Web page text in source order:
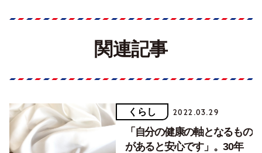
関連記事
くらし 2022.03.29
「自分の健康の軸となるもの
があると安心です」。30年